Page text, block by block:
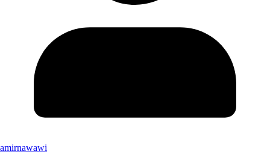
amirnawawi